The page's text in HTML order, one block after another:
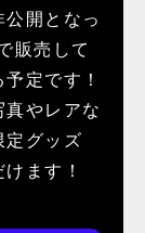
公開となっ
販売して
定です！
やレアな
定グッズ
ます！